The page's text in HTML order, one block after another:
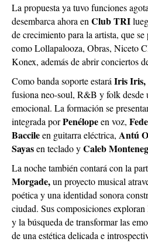
La propuesta ya tuvo funciones
desembarca ahora en Club TRI
de crecimiento para la artista, que se
como Lollapalooza, Obras, Niceto
Konex, además de abrir conciertos
Como banda soporte estará Iris Iris,
fusiona neo-soul, R&B y folk desde
emocional. La formación se
integrada porPenélopeen voz,
Baccileen guitarra eléctrica, Antú
Sayasen teclado yCaleb
La noche también contará con la
Morgade,un proyecto musical
poética y una identidad sonora
ciudad. Sus composiciones
y la búsqueda de transformar las
de una estética delicada e